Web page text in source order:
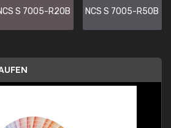
S 7005-R20B NCS S 7005-R50B